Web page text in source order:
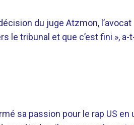
du juge Atzmon, l’avocat
le tribunal et que c’est fini », a-
sa passion pour le rap US en